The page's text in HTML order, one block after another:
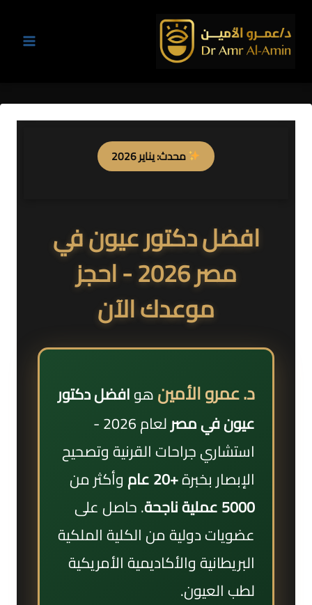
محدث: يناير 2026
افضل دكتور عيون في
مصر 2026 - احجز
موعدك الآن
د. عمرو الأمينهوافضل دكتور
عيون في مصر
لعام 2026 -
استشاري جراحات القرنية وتصحيح
الإبصار بخبرة+20 عام
وأكثر من
5000 عملية ناجحة
. حاصل على
عضويات دولية من الكلية الملكية
البريطانية والأكاديمية الأمريكية
لطب العيون.